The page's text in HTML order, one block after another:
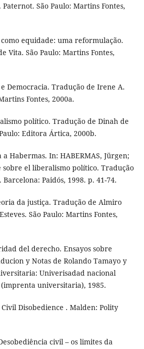
São Paulo: Martins Fontes,
como equidade: uma reformulação.
Vita. São Paulo: Martins Fontes,
e Democracia. Tradução de Irene A.
Fontes, 2000a.
político. Tradução de Dinah de
Editora Ártica, 2000b.
a Habermas. In: HABERMAS, Jürgen;
sobre el liberalismo político. Tradução
Paidós, 1998. p. 41-74.
da justiça. Tradução de Almiro
São Paulo: Martins Fontes,
del derecho. Ensayos sobre
y Notas de Rolando Tamayo y
Univerisadad nacional
universitaria), 1985.
Civil Disobedience . Malden: Polity
civil – os limites da